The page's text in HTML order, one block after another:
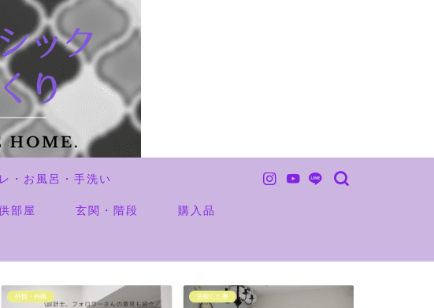
・お風呂・手洗い
部屋 玄関・階段 購入品
外観・外構 失敗した事